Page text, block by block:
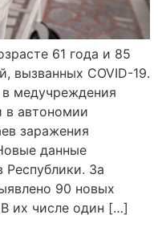
61 года и 85
вызванных COVID-19.
медучреждения
в автономии
заражения
данные
Республики. За
90 новых
В их числе один […]